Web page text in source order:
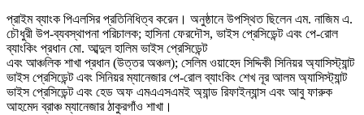
প্রাইম ব্যাংক পিএলসির প্রতিনিধিত্ব করেন। অনুষ্ঠানে উপস্থিত ছিলেন এম. নাজিম এ.
চৌধুরী উপ-ব্যবস্থাপনা পরিচালক; হাসিনা ফেরদৌস, ভাইস প্রেসিডেন্ট এবং পে-রোল
ব্যাংকিং প্রধান মো. আব্দুল হালিম ভাইস প্রেসিডেন্ট
এবং আঞ্চলিক শাখা প্রধান (উত্তর অঞ্চল); সেলিম ওয়াহেদ সিদ্দিকী সিনিয়র অ্যাসিস্ট্যান্ট
ভাইস প্রেসিডেন্ট এবং সিনিয়র ম্যানেজার পে-রোল ব্যাংকিং শেখ নূর আলম অ্যাসিস্ট্যান্ট
ভাইস প্রেসিডেন্ট এবং হেড অফ এমএএসএমই অ্যান্ড রিফাইন্যান্স এবং আবু ফারুক
আহমেদ ব্রাঞ্চ ম্যানেজার ঠাকুরগাঁও শাখা।